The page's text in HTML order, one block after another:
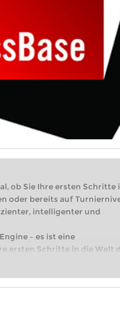
ob Sie Ihre ersten Schritte
oder bereits auf
intelligenter und
– es ist eine
ersten Schritte in die Welt
auf Turnierniveau spielen: